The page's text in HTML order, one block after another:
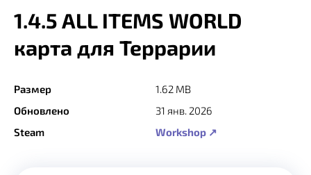
1.4.5 ALL ITEMS WORLD
карта для Террарии
Размер
1.62 MB
Обновлено
31 янв. 2026
Steam
Workshop ↗